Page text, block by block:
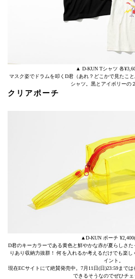
▲ D-KUN Tシャツ 各
マスク姿でドラムを叩くD君（あれ？どこかで見たこ
シャツ。黒とアイボリーの
クリアポーチ
▲D-KUN ポーチ
D君のキーカラーである黄色と鮮やかな赤が夏らしさ
りあり収納力抜群！ 何を入れるか考えるだけでも楽
イント。
現在ECサイトにて絶賛発売中。7月11日(日)23:59まで
できるそうなのでぜひチェ